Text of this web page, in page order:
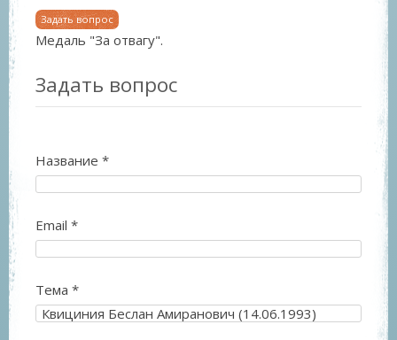
Задать вопрос
Медаль "За отвагу".
Задать вопрос
Название *
Email *
Тема *